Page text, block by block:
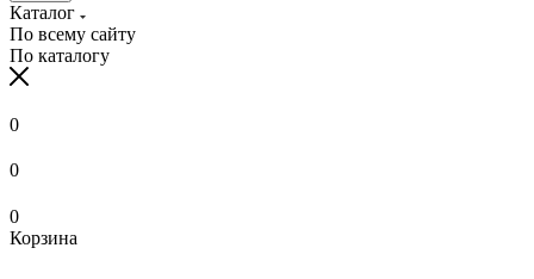
Каталог
По всему сайту
По каталогу
0
0
0
Корзина